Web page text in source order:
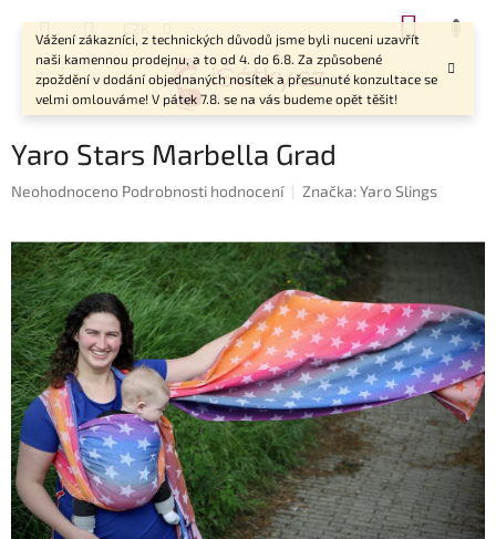
Vážení zákazníci, z technických důvodů jsme byli nuceni uzavřít
naši kamennou prodejnu, a to od 4. do 6.8. Za způsobené
zpoždění v dodání objednaných nosítek a přesunuté konzultace se
velmi omlouváme! V pátek 7.8. se na vás budeme opět těšit!
CZK
Yaro Stars Marbella Grad
Průměrné
je
0,0
z
5
hvězdiček.
Neohodnoceno Podrobnosti hodnocení Značka:Yaro Slings